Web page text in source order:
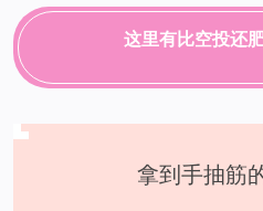
这里有比空投还
拿到手抽筋